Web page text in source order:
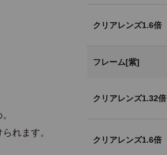
れます。
クリアレンズ1.6倍
フレーム[紫]
クリアレンズ1.32倍
クリアレンズ1.6倍